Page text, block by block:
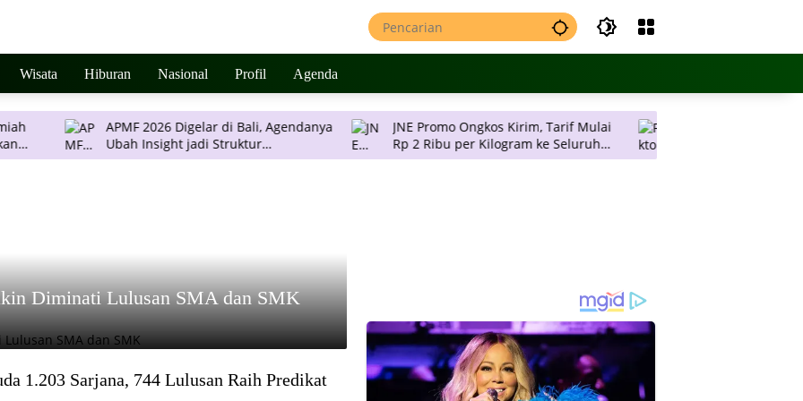
Wisata Hiburan Nasional Profil Agenda
APMF 2026 Digelar di Bali, Agendanya
Ubah Insight jadi Struktur
Pengambilan Keputusan
JNE Promo Ongkos Kirim, Tarif Mulai
Rp 2 Ribu per Kilogram ke Seluruh
Pulau Jawa
Rektor UAD Lantik 11 Dekan, Ajak
Bersama-sama Sukseskan
Strategis Universitas
Diminati Lulusan SMA dan SMK
1.203 Sarjana, 744 Lulusan Raih Predikat